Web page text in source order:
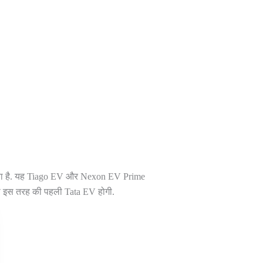
है. यह Tiago EV और Nexon EV Prime
तरह की पहली Tata EV होगी.